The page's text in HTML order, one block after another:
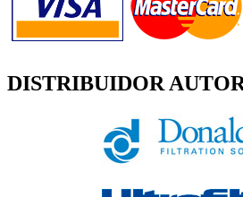
DISTRIBUIDOR